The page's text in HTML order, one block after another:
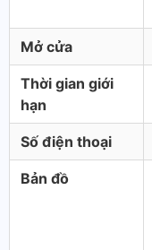
Mở cửa
Thời gian giới
hạn
Số điện thoại
Bản đồ